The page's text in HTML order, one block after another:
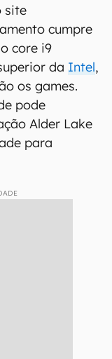
site
cumpre
core i9
da Intel,
os games.
pode
Alder Lake
para